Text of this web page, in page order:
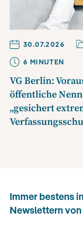
30.07.2026
6 MINUTEN
VG Berlin:
öffentliche
„gesichert
Immer bestens
Newslettern von